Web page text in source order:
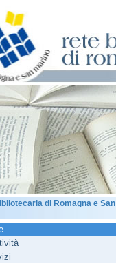
di Romagna e San